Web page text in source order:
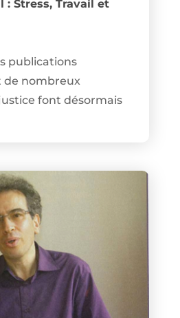
: Stress, Travail et
publications
de nombreux
font désormais